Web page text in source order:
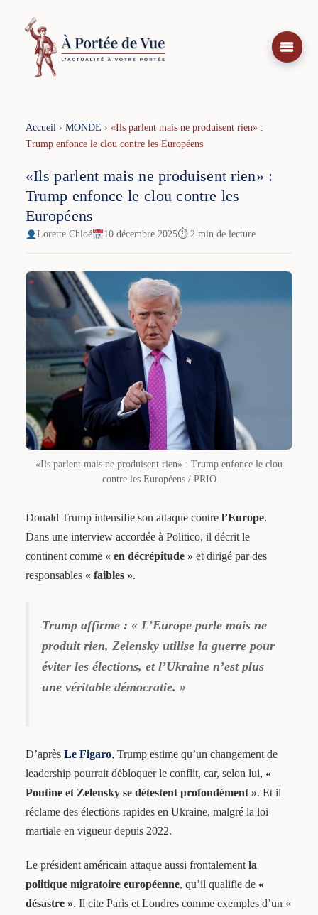
contenu
Accueil› MONDE › «Ils parlent mais ne produisent rien» :
Trump enfonce le clou contre les Européens
«Ils parlent mais ne produisent rien» :
Trump enfonce le clou contre les
Européens
Lorette Chloé 10 décembre 2025⏱ 2 min de lecture
«Ils parlent mais ne produisent rien» : Trump enfonce le clou
contre les Européens / PRIO
Donald Trump intensifie son attaque contre l’Europe.
Dans une interview accordée à Politico, il décrit le
continent comme « en décrépitude » et dirigé par des
responsables « faibles ».
Trump affirme : « L’Europe parle mais ne
produit rien, Zelensky utilise la guerre pour
éviter les élections, et l’Ukraine n’est plus
une véritable démocratie. »
D’après Le Figaro, Trump estime qu’un changement de
leadership pourrait débloquer le conflit, car, selon lui, «
Poutine et Zelensky se détestent profondément ». Et il
réclame des élections rapides en Ukraine, malgré la loi
martiale en vigueur depuis 2022.
Le président américain attaque aussi frontalement la
politique migratoire européenne, qu’il qualifie de «
désastre ». Il cite Paris et Londres comme exemples d’un «